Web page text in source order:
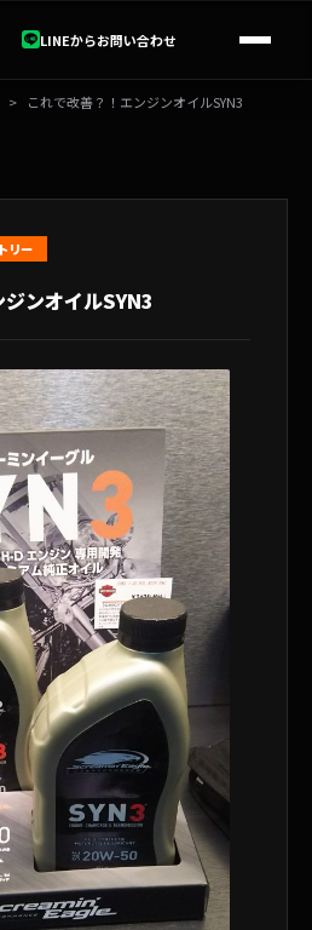
LINEからお問い合わせ
> これで改善？！エンジンオイルSYN3
リー
ンオイルSYN3